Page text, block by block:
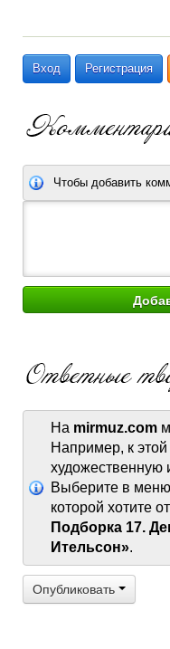
Вход Регистрация
Чтобы добавить
На mirmuz.com
Например, к
художественную
Выберите в
которой хотите
Подборка 17.
Ительсон».
Опубликовать